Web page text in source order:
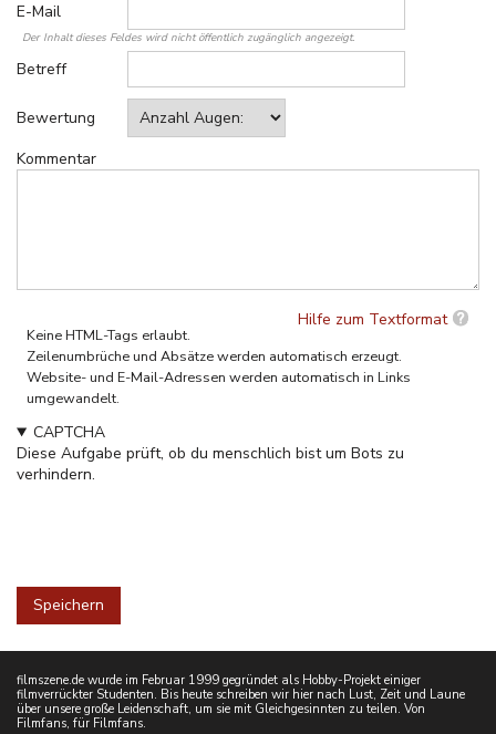
E-Mail
Der Inhalt dieses Feldes wird nicht öffentlich zugänglich angezeigt.
Betreff
Bewertung
Kommentar
Hilfe zum Textformat
Keine HTML-Tags erlaubt.
Zeilenumbrüche und Absätze werden automatisch erzeugt.
Website- und E-Mail-Adressen werden automatisch in Links
umgewandelt.
CAPTCHA
Diese Aufgabe prüft, ob du menschlich bist um Bots zu
verhindern.
filmszene.de wurde im Februar 1999 gegründet als Hobby-Projekt einiger
filmverrückter Studenten. Bis heute schreiben wir hier nach Lust, Zeit und Laune
über unsere große Leidenschaft, um sie mit Gleichgesinnten zu teilen. Von
Filmfans, für Filmfans.